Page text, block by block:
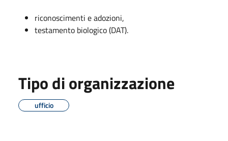
riconoscimenti e adozioni,
testamento biologico (DAT).
Tipo di organizzazione
ufficio